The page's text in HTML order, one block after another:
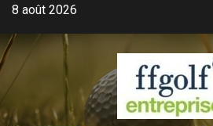
Skip
content
8 août 2026